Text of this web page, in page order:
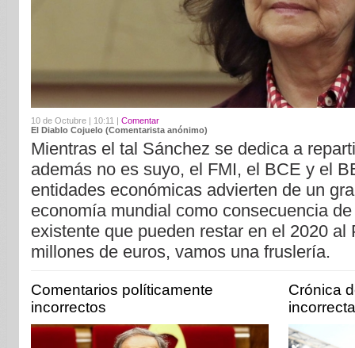
10 de Octubre | 10:11 | Comentar
El Diablo Cojuelo (Comentarista anónimo)
Mientras el tal Sánchez se dedica a
además no es suyo, el FMI, el BCE y el
entidades económicas advierten de un
economía mundial como consecuencia
existente que pueden restar en el 2020 al
millones de euros, vamos una fruslería.
Comentarios políticamente
incorrectos
Crónica
incorrecta